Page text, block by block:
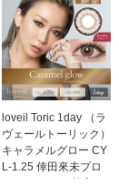
loveil Toric 1day （ラ
ヴェールトーリック）
キャラメルグロー CY
L-1.25 倖田來未プロ